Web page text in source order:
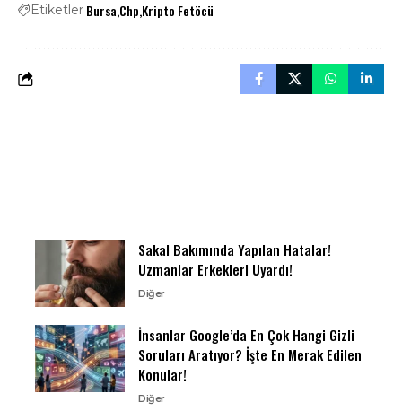
Etiketler Bursa Chp Kripto Fetöcü
Sakal Bakımında Yapılan Hatalar!
Uzmanlar Erkekleri Uyardı!
Diğer
İnsanlar Google’da En Çok Hangi Gizli
Soruları Aratıyor? İşte En Merak Edilen
Konular!
Diğer